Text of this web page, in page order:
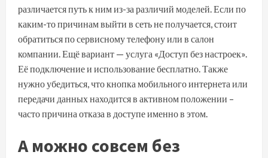
различается путь к ним из-за различий моделей. Если по
каким-то причинам выйти в сеть не получается, стоит
обратиться по сервисному телефону или в салон
компании. Ещё вариант — услуга «Доступ без настроек».
Её подключение и использование бесплатно. Также
нужно убедиться, что кнопка мобильного интернета или
передачи данных находится в активном положении –
часто причина отказа в доступе именно в этом.
А можно совсем без